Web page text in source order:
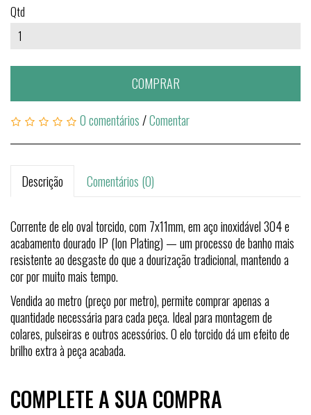
Qtd
COMPRAR
0 comentários/Comentar
Descrição Comentários (0)
Corrente de elo oval torcido, com 7x11mm, em aço inoxidável 304 e
acabamento dourado IP (Ion Plating) — um processo de banho mais
resistente ao desgaste do que a dourização tradicional, mantendo a
cor por muito mais tempo.
Vendida ao metro (preço por metro), permite comprar apenas a
quantidade necessária para cada peça. Ideal para montagem de
colares, pulseiras e outros acessórios. O elo torcido dá um efeito de
brilho extra à peça acabada.
COMPLETE A SUA COMPRA